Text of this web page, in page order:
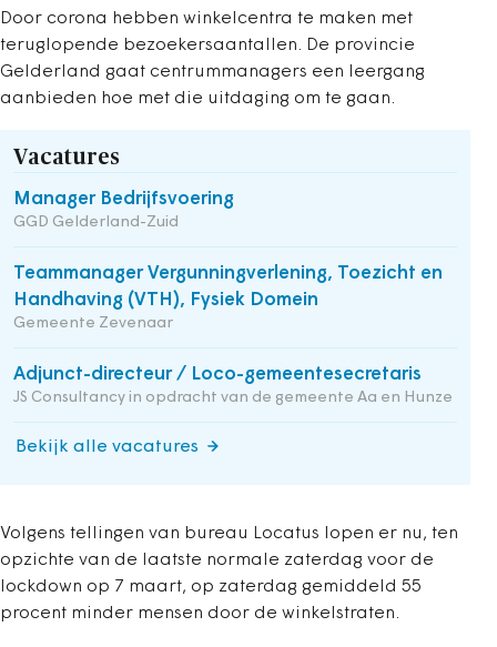
Door corona hebben winkelcentra te maken met
teruglopende bezoekersaantallen. De provincie
Gelderland gaat centrummanagers een leergang
aanbieden hoe met die uitdaging om te gaan.
Vacatures
Manager Bedrijfsvoering
GGD Gelderland-Zuid
Teammanager Vergunningverlening, Toezicht en
Handhaving (VTH), Fysiek Domein
Gemeente Zevenaar
Adjunct-directeur / Loco-gemeentesecretaris
JS Consultancy in opdracht van de gemeente Aa en Hunze
Bekijk alle vacatures
Volgens tellingen van bureau Locatus lopen er nu, ten
opzichte van de laatste normale zaterdag voor de
lockdown op 7 maart, op zaterdag gemiddeld 55
procent minder mensen door de winkelstraten.